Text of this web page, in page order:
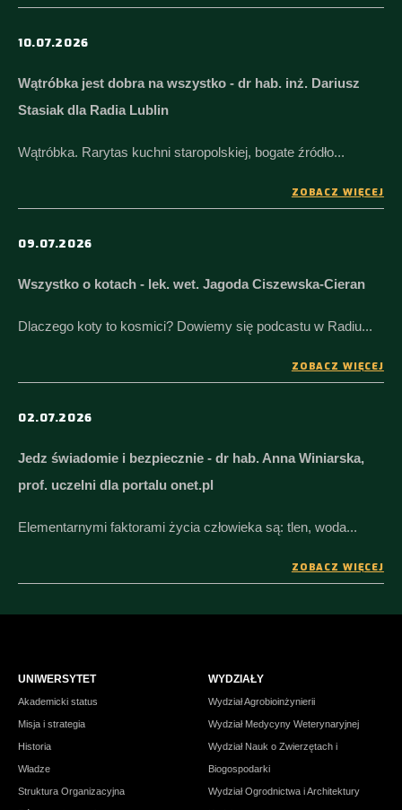
10.07.2026
Wątróbka jest dobra na wszystko - dr hab. inż. Dariusz
Stasiak dla Radia Lublin
Wątróbka. Rarytas kuchni staropolskiej, bogate źródło...
ZOBACZ WIĘCEJ
09.07.2026
Wszystko o kotach - lek. wet. Jagoda Ciszewska-Cieran
Dlaczego koty to kosmici? Dowiemy się podcastu w Radiu...
ZOBACZ WIĘCEJ
02.07.2026
Jedz świadomie i bezpiecznie - dr hab. Anna Winiarska,
prof. uczelni dla portalu onet.pl
Elementarnymi faktorami życia człowieka są: tlen, woda...
ZOBACZ WIĘCEJ
UNIWERSYTET
Akademicki status
Misja i strategia
Historia
Władze
Struktura Organizacyjna
WYDZIAŁY
Wydział Agrobioinżynierii
Wydział Medycyny Weterynaryjnej
Wydział Nauk o Zwierzętach i
Biogospodarki
Wydział Ogrodnictwa i Architektury